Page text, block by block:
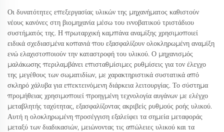
Οι δυνατότητες επεξεργασίας υλικών της μηχανήματος καθιστούν
νέους κανόνες στη βιομηχανία μέσω του ιννοβατικού τριστάδιου
συστήματός της. Η πρωταρχική καμπάνα αναμίξης χρησιμοποιεί
ειδικά σχεδιασμένα κοπανιά που εξασφαλίζουν ολοκληρωμένη αναμίξη
ενώ ελαχιστοποιούν την καταστροφή του υλικού. Ο μηχανισμός
μαλάκωσης περιλαμβάνει επισταθμίσιμες ρυθμίσεις για τον έλεγχο
της μεγέθους των σωματιδίων, με χαρακτηριστικά συστατικά από
σκληρό χάλυβα για επεκτεινόμενη διάρκεια λειτουργίας. Το σύστημα
προμήθειας χρησιμοποιεί προηγμένη τεχνολογία αυγάνων με ελέγχο
μεταβλητής ταχύτητας, εξασφαλίζοντας ακριβείς ρυθμούς ροής υλικού.
Αυτή η ολοκληρωμένη προσέγγιση εξαλείφει τα σημεία μεταφοράς
μεταξύ των διαδικασιών, μειώνοντας τις απώλειες υλικού και τα